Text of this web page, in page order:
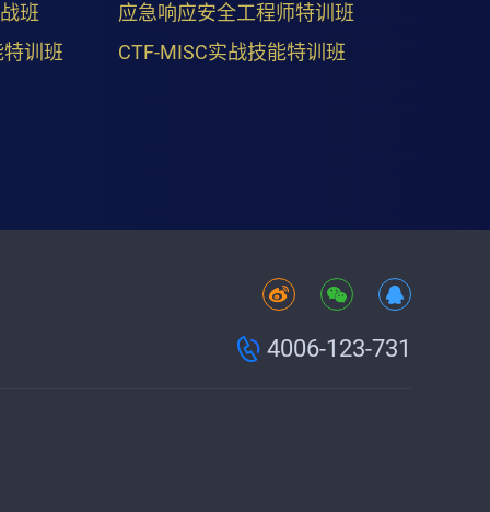
班
应急响应安全工程师特训班
特训班
CTF-MISC实战技能特训班
4006-123-731